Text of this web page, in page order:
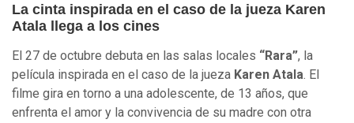
La cinta inspirada en el caso de la jueza Karen
Atala llega a los cines
El 27 de octubre debuta en las salas locales “Rara”, la
película inspirada en el caso de la jueza Karen Atala. El
filme gira en torno a una adolescente, de 13 años, que
enfrenta el amor y la convivencia de su madre con otra